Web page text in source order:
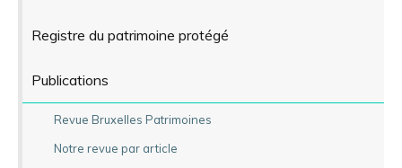
Registre du patrimoine protégé
Publications
Revue Bruxelles Patrimoines
Notre revue par article